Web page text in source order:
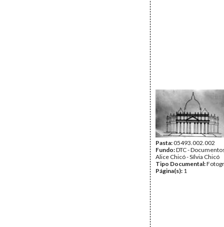
Pasta:05493.002.002
Fundo:DTC -
Alice Chicó - Sílvia Chicó
Tipo Documental:
Página(s): 1